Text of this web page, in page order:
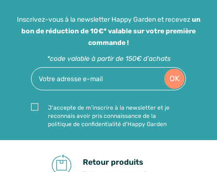
Inscrivez-vous à la newsletter Happy Garden et recevezun
bon de réduction de 10€* valable sur votre première
commande !
*code valable à partir de 150€ d'achats
OK
J'accepte de m'inscrire à la newsletter et je
reconnais avoir pris connaissance de la
politique de confidentialité d'Happy Garden
Retour produits